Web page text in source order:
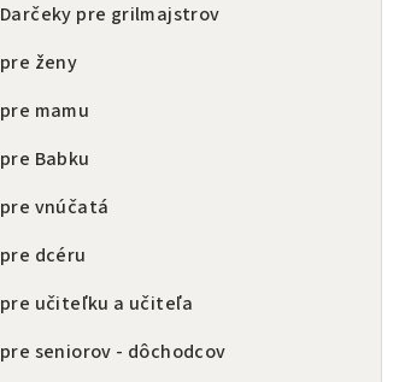
Darčeky pre grilmajstrov
pre ženy
pre mamu
pre Babku
pre vnúčatá
pre dcéru
pre učiteľku a učiteľa
pre seniorov - dôchodcov